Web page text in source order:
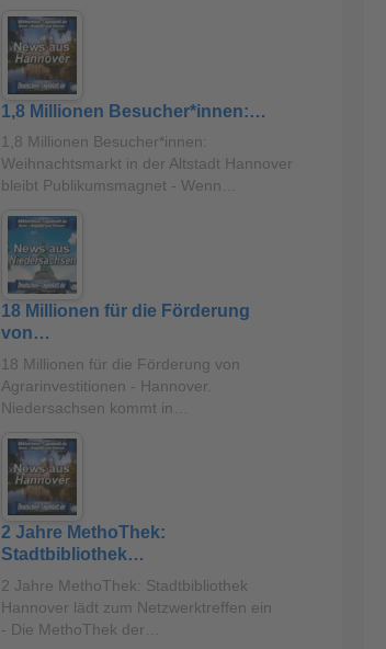
1,8 Millionen Besucher*innen:…
1,8 Millionen Besucher*innen:
Weihnachtsmarkt in der Altstadt Hannover
bleibt Publikumsmagnet - Wenn…
18 Millionen für die Förderung
von…
18 Millionen für die Förderung von
Agrarinvestitionen - Hannover.
Niedersachsen kommt in…
2 Jahre MethoThek:
Stadtbibliothek…
2 Jahre MethoThek: Stadtbibliothek
Hannover lädt zum Netzwerktreffen ein
- Die MethoThek der…